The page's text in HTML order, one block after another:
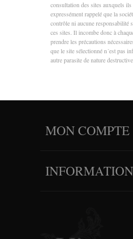
consultation des sites auxquels
expressément rappelé que la
contrôle ni aucune responsabilité
ces sites. Il incombe donc à
prendre les précautions
que le site sélectionné n´est pas
autre parasite de nature destructive.
MON COMPTE
INFORMATION